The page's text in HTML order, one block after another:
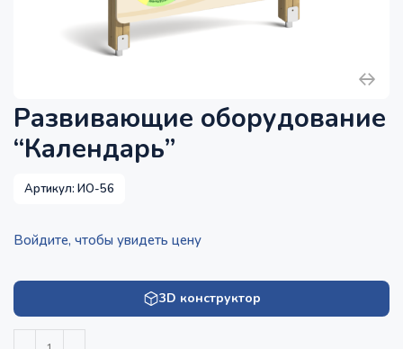
Развивающие оборудование
“Календарь”
Артикул:ИО-56
Войдите, чтобы увидеть цену
3D конструктор